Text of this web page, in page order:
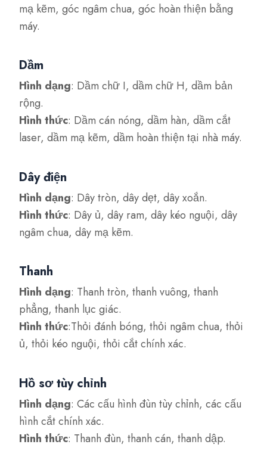
mạ kẽm, góc ngâm chua, góc hoàn thiện bằng
máy.
Dầm
Hình dạng: Dầm chữ I, dầm chữ H, dầm bản
rộng.
Hình thức: Dầm cán nóng, dầm hàn, dầm cắt
laser, dầm mạ kẽm, dầm hoàn thiện tại nhà máy.
Dây điện
Hình dạng: Dây tròn, dây dẹt, dây xoắn.
Hình thức: Dây ủ, dây ram, dây kéo nguội, dây
ngâm chua, dây mạ kẽm.
Thanh
Hình dạng: Thanh tròn, thanh vuông, thanh
phẳng, thanh lục giác.
Hình thức:Thỏi đánh bóng, thỏi ngâm chua, thỏi
ủ, thỏi kéo nguội, thỏi cắt chính xác.
Hồ sơ tùy chỉnh
Hình dạng: Các cấu hình đùn tùy chỉnh, các cấu
hình cắt chính xác.
Hình thức: Thanh đùn, thanh cán, thanh dập.